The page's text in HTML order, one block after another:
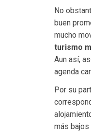
No
buen
mucho
turismo
Aun así,
agenda
Por su
más bajos